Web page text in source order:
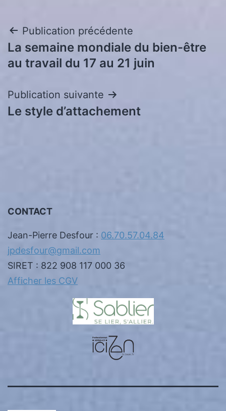
Navigation
de
Publication précédente
La semaine mondiale du bien-être
au travail du 17 au 21 juin
Publication suivante
Le style d’attachement
CONTACT
Jean-Pierre Desfour : 06.70.57.04.84
jpdesfour@gmail.com
SIRET : 822 908 117 000 36
Afficher les CGV